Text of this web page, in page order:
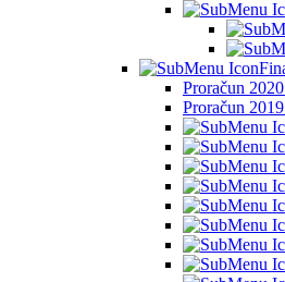
Proračun
Proračun